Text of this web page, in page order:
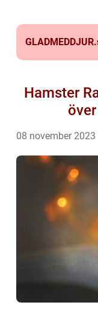
GLADMEDDJUR.
Hamster
08 november 2023